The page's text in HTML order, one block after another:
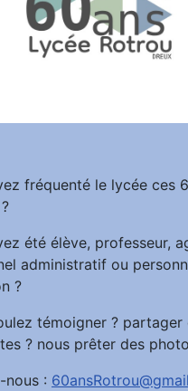
fréquenté le lycée ces
été élève, professeur,
administratif ou
?
témoigner ? partager
? nous prêter des
nous :